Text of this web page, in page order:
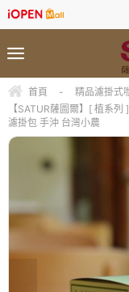
首頁 - 精品濾掛式
【SATUR薩圖爾】[ 植系
濾掛包 手沖 台灣小農